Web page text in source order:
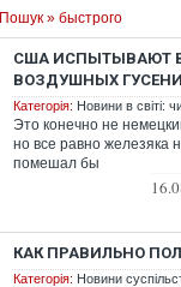
Пошук » быстрого
США ИСПЫТЫВАЮТ
ВОЗДУШНЫХ
Категорія: Новини в світі:
Это конечно не
но все равно железяка
помешал бы
КАК ПРАВИЛЬНО
Категорія: Новини